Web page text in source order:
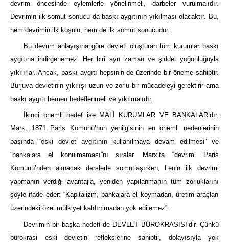
devrim öncesinde eylemlerle yönelinmeli, darbeler vurulmalıdır.
Devrimin ilk somut sonucu da baskı aygıtının yıkılması olacaktır. Bu,
hem devrimin ilk koşulu, hem de ilk somut sonucudur.
Bu devrim anlayışına göre devleti oluşturan tüm kurumlar baskı
aygıtına indirgenemez. Her biri ayrı zaman ve şiddet yoğunluğuyla
yıkılırlar. Ancak, baskı aygıtı hepsinin de üzerinde bir öneme sahiptir.
Burjuva devletinin yıkılışı uzun ve zorlu bir mücadeleyi gerektirir ama
baskı aygıtı hemen hedeflenmeli ve yıkılmalıdır.
İkinci önemli hedef ise MALİ KURUMLAR VE BANKALAR’dır.
Marx, 1871 Paris Komünü’nün yenilgisinin en önemli nedenlerinin
başında “eski devlet aygıtının kullanılmaya devam edilmesi” ve
“bankalara el konulmaması”nı sıralar. Marx’ta “devrim” Paris
Komünü’nden alınacak derslerle somutlaşırken, Lenin ilk devrimi
yapmanın verdiği avantajla, yeniden yapılanmanın tüm zorluklarını
şöyle ifade eder: “Kapitalizm, bankalara el koymadan, üretim araçları
üzerindeki özel mülkiyet kaldırılmadan yok edilemez”.
Devrimin bir başka hedefi de DEVLET BÜROKRASİSİ’dir. Çünkü
bürokrasi eski devletin reflekslerine sahiptir, dolayısıyla yok